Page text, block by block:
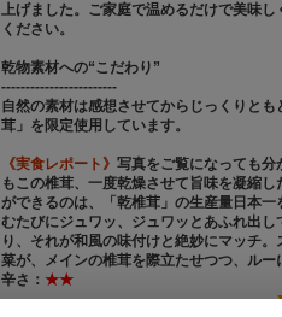
上げました。ご家庭で温めるだけで美味
ください。
乾物素材への“こだわり”
------------------------
自然の素材は感想させてからじっくりと
茸」を限定使用しています。
《実食レポート》 写真をご覧になっても分
もこの椎茸、一度乾燥させて旨味を凝縮
ができるのは、「乾椎茸」の生産量日本
むたびにジュワッ、ジュワッとあふれ出
り、それが和風の味付けと絶妙にマッチ
菜が、メインの椎茸を際立たせつつ、ル
辛さ： ★★